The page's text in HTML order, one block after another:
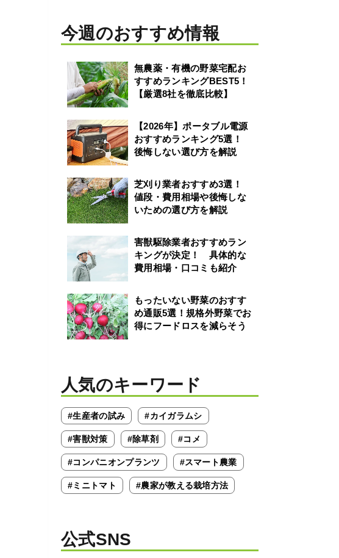
今週のおすすめ情報
無農薬・有機の野菜宅配お
すすめランキングBEST5！
【厳選8社を徹底比較】
【2026年】ポータブル電源
おすすめランキング5選！
後悔しない選び方を解説
芝刈り業者おすすめ3選！
値段・費用相場や後悔しな
いための選び方を解説
害獣駆除業者おすすめラン
キングが決定！ 具体的な
費用相場・口コミも紹介
もったいない野菜のおすす
め通販5選！規格外野菜でお
得にフードロスを減らそう
人気のキーワード
#生産者の試み #カイガラムシ
#害獣対策 #除草剤 #コメ
#コンパニオンプランツ #スマート農業
#ミニトマト #農家が教える栽培方法
公式SNS